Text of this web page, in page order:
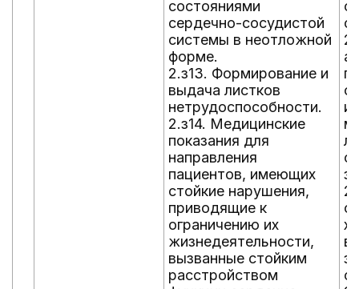
состояниями
сердечно-сосудистой
системы в неотложной
форме.
2.з13. Формирование и
выдача листков
нетрудоспособности.
2.з14. Медицинские
показания для
направления
пациентов, имеющих
стойкие нарушения,
приводящие к
ограничению их
жизнедеятельности,
вызванные стойким
расстройством